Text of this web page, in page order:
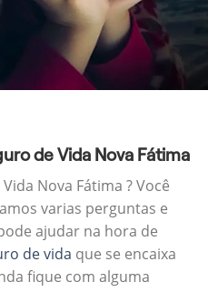
de Vida Nova Fátima
Nova Fátima ? Você
varias perguntas e
ajudar na hora de
de vida que se encaixa
fique com alguma